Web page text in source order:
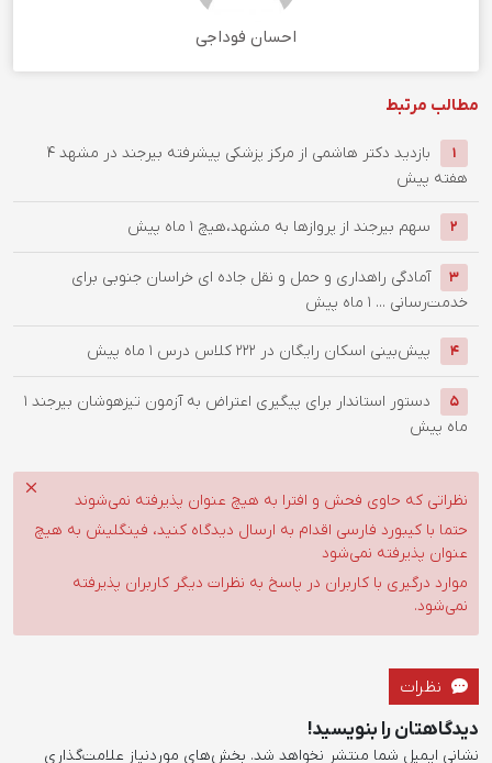
احسان فوداجی
مطالب مرتبط
1 بازدید دکتر هاشمی از مرکز پزشکی پیشرفته بیرجند در مشهد 4
هفته پیش
2 سهم بیرجند از پروازها به مشهد،هیچ 1 ماه پیش
3
آمادگی راهداری و حمل و نقل جاده ای خراسان جنوبی برای
خدمت‌رسانی ... 1 ماه پیش
4 پیش‌بینی اسکان رایگان در ۲۲۲ کلاس درس 1 ماه پیش
5 دستور استاندار برای پیگیری اعتراض به آزمون تیزهوشان بیرجند 1
ماه پیش
نظراتی که حاوی فحش و افترا به هیچ عنوان پذیرفته نمی‌شوند
حتما با کیبورد فارسی اقدام به ارسال دیدگاه کنید، فینگلیش به هیچ
عنوان پذیرفته نمی‌شود
موارد درگیری با کاربران در پاسخ به نظرات دیگر کاربران پذیرفته
نمی‌شود.
نظرات
دیدگاهتان را بنویسید!
نشانی ایمیل شما منتشر نخواهد شد. بخش‌های موردنیاز علامت‌گذاری